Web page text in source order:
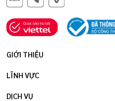
GIỚI THIỆU
LĨNH VỰC
DỊCH VỤ